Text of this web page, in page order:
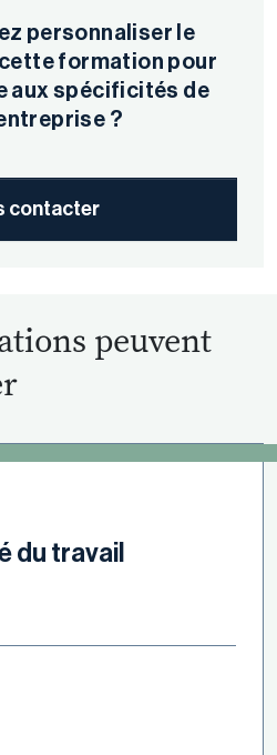
personnaliser le
formation pour
aux spécificités de
?
contacter
peuvent
du travail